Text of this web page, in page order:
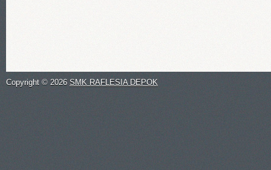
Copyright © 2026 SMK RAFLESIA DEPOK